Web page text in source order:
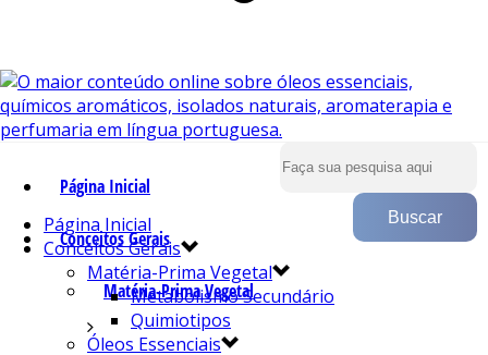
Página Inicial
Conceitos Gerais
Matéria-Prima Vegetal
Página Inicial
Conceitos Gerais
Matéria-Prima Vegetal
Metabolismo Secundário
Quimiotipos
Óleos Essenciais